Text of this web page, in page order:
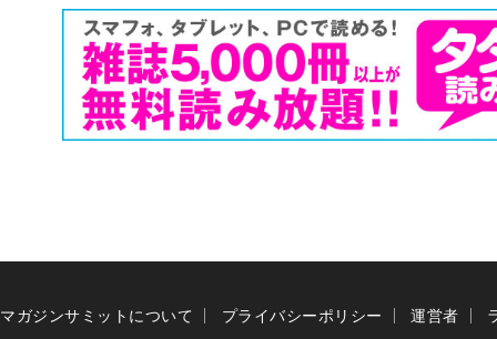
マガジンサミットについて プライバシーポリシー 運営者